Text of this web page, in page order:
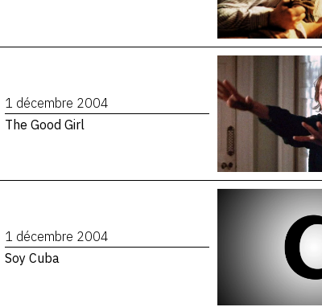
1 décembre 2004
The Good Girl
1 décembre 2004
Soy Cuba